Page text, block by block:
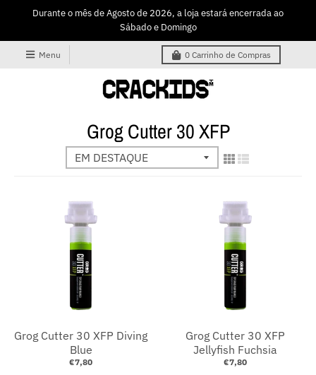
Durante o mês de Agosto de 2026, a loja estará encerrada ao
Sábado e Domingo
Menu 0 Carrinho de Compras
Grog Cutter 30 XFP
Grog Cutter 30 XFP Diving
Blue
€7,80
Grog Cutter 30 XFP
Jellyfish Fuchsia
€7,80